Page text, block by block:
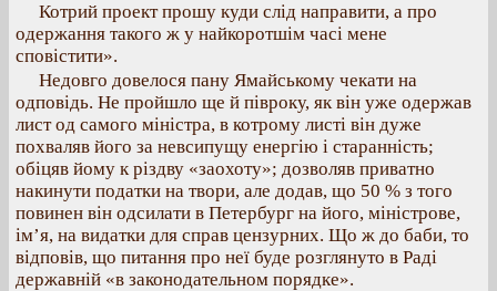
Котрий проект прошу куди слід направити, а про
одержання такого ж у найкоротшім часі мене
сповістити».
Недовго довелося пану Ямайському чекати на
одповідь. Не пройшло ще й півроку, як він уже одержав
лист од самого міністра, в котрому листі він дуже
похваляв його за невсипущу енергію і старанність;
обіцяв йому к різдву «заохоту»; дозволяв приватно
накинути податки на твори, але додав, що 50 % з того
повинен він одсилати в Петербург на його, міністрове,
ім’я, на видатки для справ цензурних. Що ж до баби, то
відповів, що питання про неї буде розглянуто в Раді
державній «в законодательном порядке».